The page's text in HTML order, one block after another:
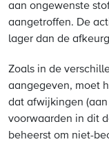
aan ongewenste
aangetroffen. De
lager dan de
Zoals in de
aangegeven, moet
dat afwijkingen
voorwaarden in dit
beheerst om niet-